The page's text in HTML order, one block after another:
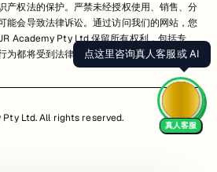
产权法的保护。严禁未经授权使用、销售、分
能会导致法律诉讼。通过访问我们的网站，您
Academy Pty Ltd 保留所有权利，包括专
为都将受到法律追究。查看用户协议
Ltd. All rights reserved.
点这里咨询真人客服或 AI
真人客服